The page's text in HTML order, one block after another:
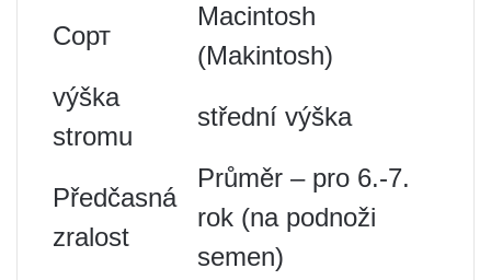
Сорт
Macintosh
(Makintosh)
výška
stromu
střední výška
Předčasná
zralost
Průměr – pro 6.-7.
rok (na podnoži
semen)